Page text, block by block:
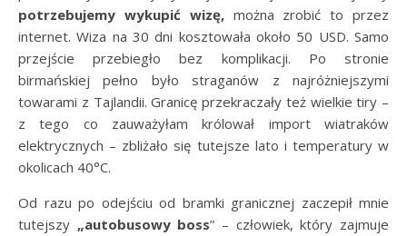
potrzebujemy wykupić wizę,można zrobić to przez
internet. Wiza na 30 dni kosztowała około 50 USD. Samo
przejście przebiegło bez komplikacji. Po stronie
birmańskiej pełno było straganów z najróżniejszymi
towarami z Tajlandii. Granicę przekraczały też wielkie tiry –
z tego co zauważyłam królował import wiatraków
elektrycznych – zbliżało się tutejsze lato i temperatury w
okolicach 40°C.
Od razu po odejściu od bramki granicznej zaczepił mnie
tutejszy „autobusowy boss” – człowiek, który zajmuje